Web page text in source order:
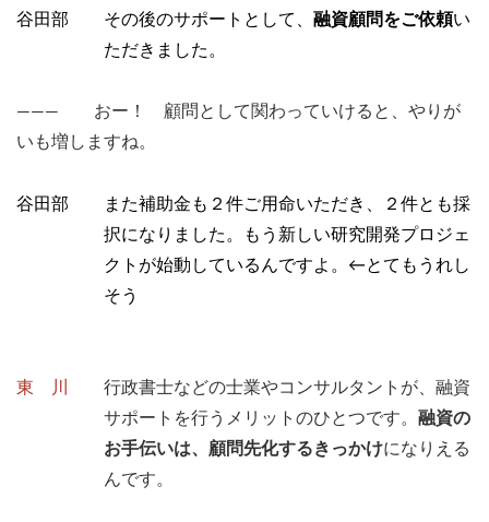
谷田部 その後のサポートとして、 融資顧問をご依頼い
ただきました。
――― おー！ 顧問として関わっていけると、やりが
いも増しますね。
谷田部 また補助金も２件ご用命いただき、２件とも採
択になりました。もう新しい研究開発プロジェ
クトが始動しているんですよ。←とてもうれし
そう
東 川
行政書士などの士業やコンサルタントが、融資
サポートを行うメリットのひとつです。 融資の
お手伝いは、顧問先化するきっかけになりえる
んです。